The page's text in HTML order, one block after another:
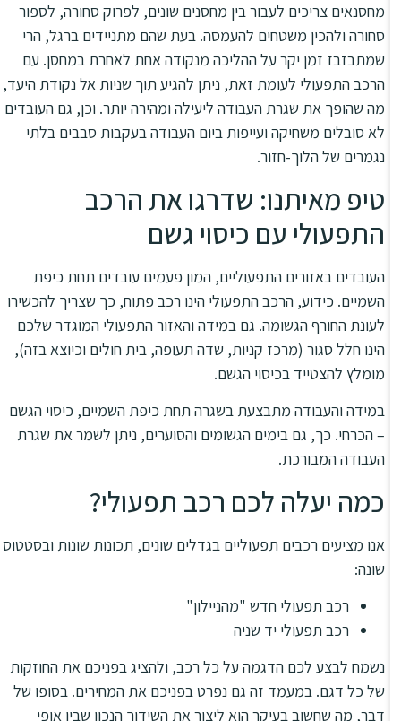
מחסנאים צריכים לעבור בין מחסנים שונים, לפרוק סחורה, לספור
סחורה ולהכין משטחים להעמסה. בעת שהם מתניידים ברגל, הרי
שמתבזבז זמן יקר על ההליכה מנקודה אחת לאחרת במחסן. עם
הרכב התפעולי לעומת זאת, ניתן להגיע תוך שניות אל נקודת היעד,
מה שהופך את שגרת העבודה ליעילה ומהירה יותר. וכן, גם העובדים
לא סובלים משחיקה ועייפות ביום העבודה בעקבות סבבים בלתי
נגמרים של הלוך-חזור.
טיפ מאיתנו: שדרגו את הרכב
התפעולי עם כיסוי גשם
העובדים באזורים התפעוליים, המון פעמים עובדים תחת כיפת
השמיים. כידוע, הרכב התפעולי הינו רכב פתוח, כך שצריך להכשירו
לעונת החורף הגשומה. גם במידה והאזור התפעולי המוגדר שלכם
הינו חלל סגור (מרכז קניות, שדה תעופה, בית חולים וכיוצא בזה),
מומלץ להצטייד בכיסוי הגשם.
במידה והעבודה מתבצעת בשגרה תחת כיפת השמיים, כיסוי הגשם
– הכרחי. כך, גם בימים הגשומים והסוערים, ניתן לשמר את שגרת
העבודה המבורכת.
כמה יעלה לכם רכב תפעולי?
אנו מציעים רכבים תפעוליים בגדלים שונים, תכונות שונות ובסטטוס
שונה:
רכב תפעולי חדש "מהניילון"
רכב תפעולי יד שניה
נשמח לבצע לכם הדגמה על כל רכב, ולהציג בפניכם את החוזקות
של כל דגם. במעמד זה גם נפרט בפניכם את המחירים. בסופו של
דבר, מה שחשוב בעיקר הוא ליצור את השידוך הנכון שבין אופי